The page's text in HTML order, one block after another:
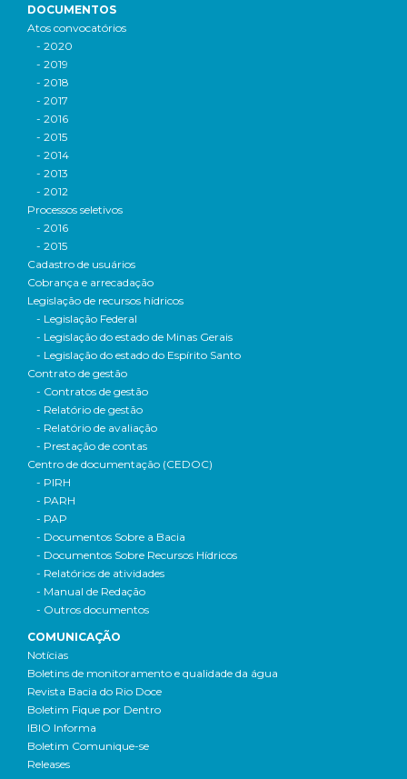
DOCUMENTOS
Atos convocatórios
- 2020
- 2019
- 2018
- 2017
- 2016
- 2015
- 2014
- 2013
- 2012
Processos seletivos
- 2016
- 2015
Cadastro de usuários
Cobrança e arrecadação
Legislação de recursos hídricos
- Legislação Federal
- Legislação do estado de Minas Gerais
- Legislação do estado do Espírito Santo
Contrato de gestão
- Contratos de gestão
- Relatório de gestão
- Relatório de avaliação
- Prestação de contas
Centro de documentação (CEDOC)
- PIRH
- PARH
- PAP
- Documentos Sobre a Bacia
- Documentos Sobre Recursos Hídricos
- Relatórios de atividades
- Manual de Redação
- Outros documentos
COMUNICAÇÃO
Notícias
Boletins de monitoramento e qualidade da água
Revista Bacia do Rio Doce
Boletim Fique por Dentro
IBIO Informa
Boletim Comunique-se
Releases